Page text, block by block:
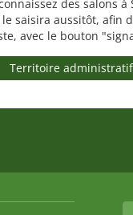
des salons
saisira aussitôt, afin
avec le bouton
Territoire